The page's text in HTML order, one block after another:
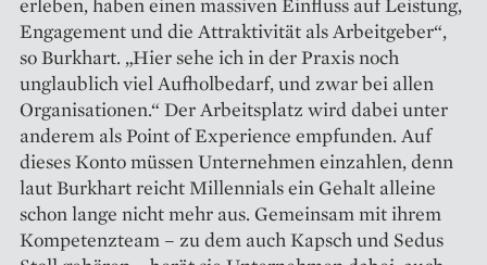
Engagement und die Attraktivität als Arbeitgeber“,
so Burkhart. „Hier sehe ich in der Praxis noch
unglaublich viel Aufholbedarf, und zwar bei allen
Organisationen.“ Der Arbeitsplatz wird dabei unter
anderem als Point of Experience empfunden. Auf
dieses Konto müssen Unternehmen einzahlen, denn
laut Burkhart reicht Millennials ein Gehalt alleine
schon lange nicht mehr aus. Gemeinsam mit ihrem
Kompetenzteam – zu dem auch Kapsch und Sedus